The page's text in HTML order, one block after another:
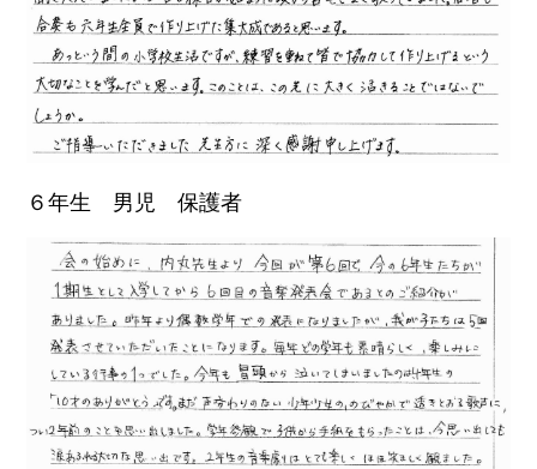
６年生 男児 保護者